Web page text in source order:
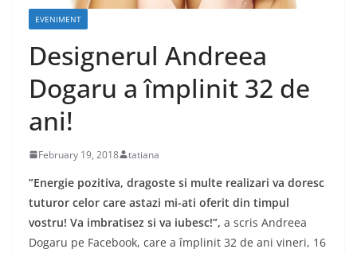
EVENIMENT
Designerul Andreea
Dogaru a împlinit 32 de
ani!
February 19, 2018 tatiana
”Energie pozitiva, dragoste si multe realizari va doresc
tuturor celor care astazi mi-ati oferit din timpul
vostru! Va imbratisez si va iubesc!”, a scris Andreea
Dogaru pe Facebook, care a împlinit 32 de ani vineri, 16